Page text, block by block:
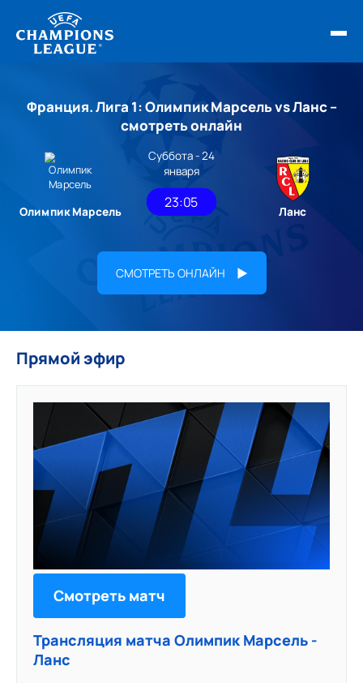
ОБЗОРЫ ЛЧ УЕФА
НОВОСТИ
РАСПИСАНИЕ
Франция. Лига 1: Олимпик Марсель vs Ланс –
смотреть онлайн
Олимпик Марсель
Суббота - 24
января
23:05
Ланс
СМОТРЕТЬ ОНЛАЙН
Прямой эфир
Смотреть матч
Трансляция матча Олимпик Марсель -
Ланс